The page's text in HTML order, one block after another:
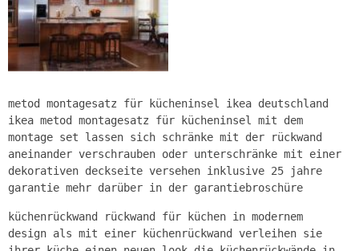
metod montagesatz für kücheninsel ikea deutschland
ikea metod montagesatz für kücheninsel mit dem
montage set lassen sich schränke mit der rückwand
aneinander verschrauben oder unterschränke mit einer
dekorativen deckseite versehen inklusive 25 jahre
garantie mehr darüber in der garantiebroschüre
küchenrückwand rückwand für küchen in modernem
design als mit einer küchenrückwand verleihen sie